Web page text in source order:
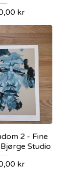
kr
2 - Fine
Studio
kr